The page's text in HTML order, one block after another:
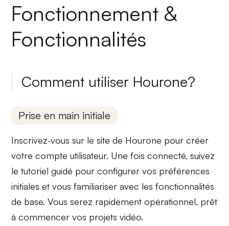
Fonctionnement &
Fonctionnalités
Comment utiliser Hourone?
Prise en main initiale
Inscrivez-vous sur le site de Hourone pour créer
votre compte utilisateur. Une fois connecté, suivez
le tutoriel guidé pour configurer vos préférences
initiales et vous familiariser avec les fonctionnalités
de base. Vous serez rapidement opérationnel, prêt
à commencer vos projets vidéo.